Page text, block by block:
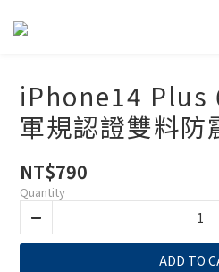
iPhone14 Plus
軍規認證雙料防
NT$790
Quantity
ADD TO